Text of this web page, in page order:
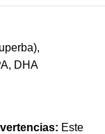
DHA
Este